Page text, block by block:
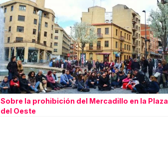
Sobre la prohibición del Mercadillo en la Plaza
del Oeste